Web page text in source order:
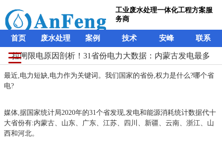
工业废水处理一体化工程方案服
务商
首页 废水处理 案例 技术 安峰 联系
拉闸限电原因剖析！31省份电力大数据：内蒙古发电最多
最近,电力短缺,电力作为关键词。我们国家的省份,权力是什么?哪个省
电?
媒体,据国家统计局2020年的31个省发现,发电和能源消耗统计数据代十
大省份有:内蒙古、山东、广东、江苏、四川、新疆、云南、浙江、山
西和河北。